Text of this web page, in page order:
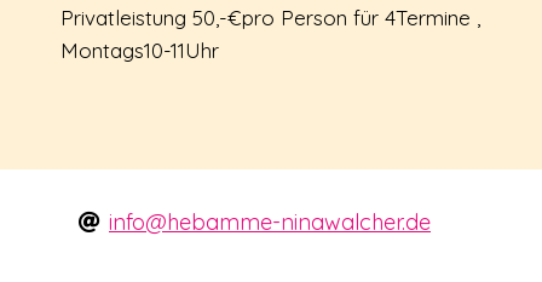
Privatleistung 50,-€pro Person für 4Termine ,
Montags10-11Uhr
info@hebamme-ninawalcher.de